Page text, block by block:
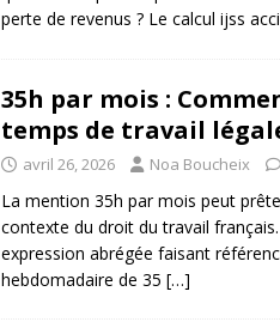
perte de revenus ? Le calcul ijss
35h par mois :
temps de travail
avril 26, 2026 Noa Boucheix
La mention 35h par mois peut
contexte du droit du travail français.
expression abrégée faisant
hebdomadaire de 35 […]